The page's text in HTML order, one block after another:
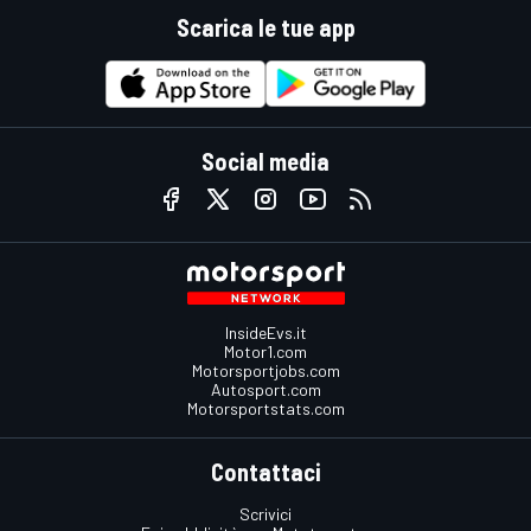
Scarica le tue app
Social media
InsideEvs.it
Motor1.com
Motorsportjobs.com
Autosport.com
Motorsportstats.com
Contattaci
Scrivici